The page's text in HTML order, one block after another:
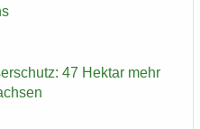
47 Hekt­ar mehr